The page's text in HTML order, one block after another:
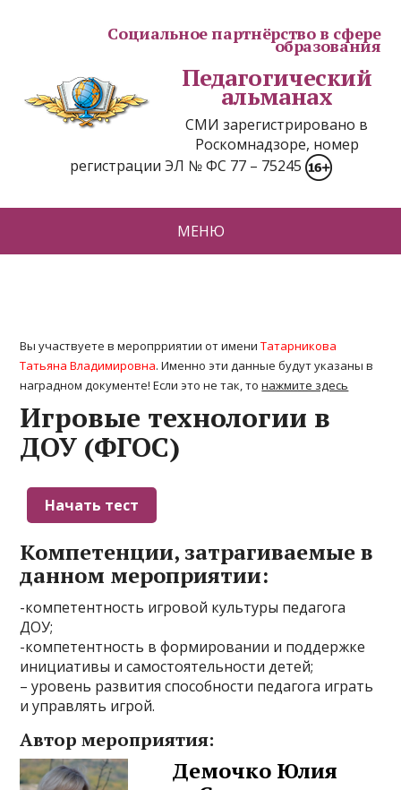
Социальное партнёрство в сфере
образования
Педагогический
альманах
СМИ зарегистрировано в
Роскомнадзоре, номер
регистрации ЭЛ № ФС 77 – 75245
МЕНЮ
Вы участвуете в меропрриятии от имениТатарникова
Татьяна Владимировна. Именно эти данные будут указаны в
наградном документе! Если это не так, тонажмите здесь
Игровые технологии в
ДОУ (ФГОС)
Компетенции, затрагиваемые в
данном мероприятии:
-компетентность игровой культуры педагога
ДОУ;
-компетентность в формировании и поддержке
инициативы и самостоятельности детей;
– уровень развития способности педагога играть
и управлять игрой.
Автор мероприятия:
Демочко Юлия